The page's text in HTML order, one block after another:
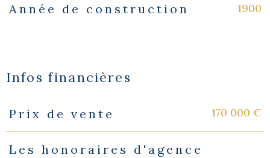
Année de construction 1900
Infos financières
Caractéristiques Valeurs
Prix de vente 170 000 €
Les honoraires d'agence